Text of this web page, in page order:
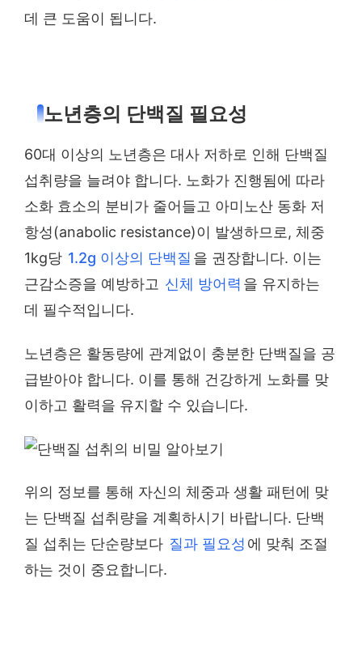
데 큰 도움이 됩니다.
노년층의 단백질 필요성
60대 이상의 노년층은 대사 저하로 인해 단백질
섭취량을 늘려야 합니다. 노화가 진행됨에 따라
소화 효소의 분비가 줄어들고 아미노산 동화 저
항성(anabolic resistance)이 발생하므로, 체중
1kg당 1.2g 이상의 단백질 을 권장합니다. 이는
근감소증을 예방하고 신체 방어력 을 유지하는
데 필수적입니다.
노년층은 활동량에 관계없이 충분한 단백질을 공
급받아야 합니다. 이를 통해 건강하게 노화를 맞
이하고 활력을 유지할 수 있습니다.
위의 정보를 통해 자신의 체중과 생활 패턴에 맞
는 단백질 섭취량을 계획하시기 바랍니다. 단백
질 섭취는 단순량보다 질과 필요성 에 맞춰 조절
하는 것이 중요합니다.